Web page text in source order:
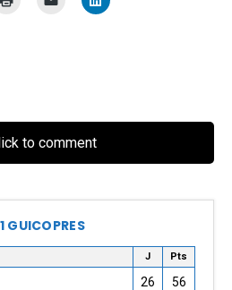
to comment
GUICOPRES
J Pts
26 56